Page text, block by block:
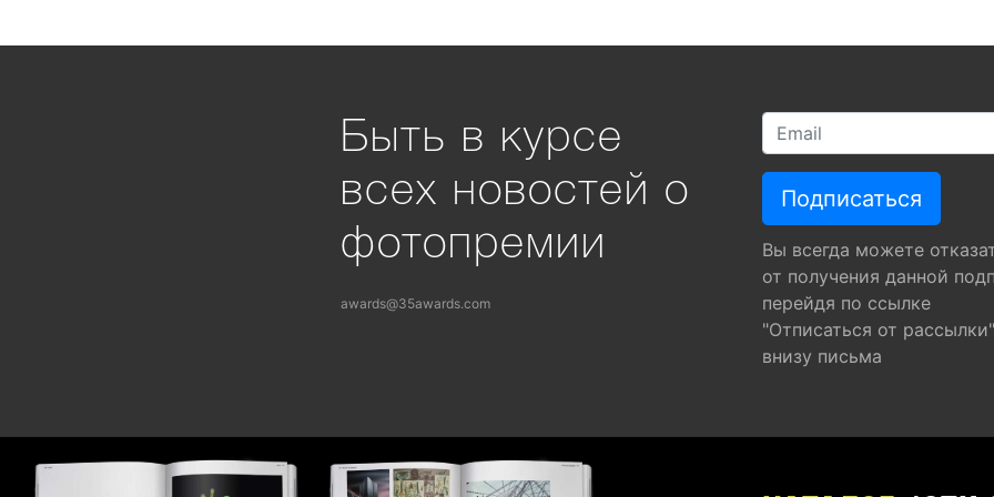
Быть в курсе
всех новостей о
фотопремии
awards@35awards.com
Вы всегда можете
от получения данной
перейдя по ссылке
"Отписаться от рассылки"
внизу письма